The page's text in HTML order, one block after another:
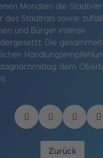
Monaten die
des Stadtrats sowie
und Bürger intensiv
Die
dem
Zurück